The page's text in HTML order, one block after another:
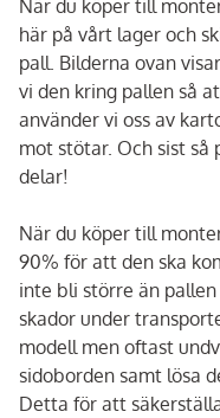
När du köper till
här på vårt lager och
pall. Bilderna ovan
vi den kring pallen så
använder vi oss av
mot stötar. Och sist så
delar!
När du köper till
90% för att den ska
inte bli större än
skador under
modell men oftast
sidoborden samt lösa
Detta för att